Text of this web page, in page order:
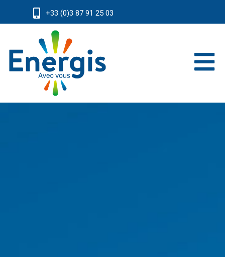
+33 (0)3 87 91 25 03